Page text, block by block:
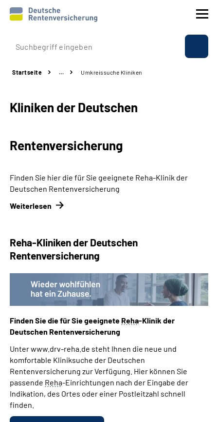
Prävention
Rente
Über uns & Presse
Suche
Inhalte in Gebärdensprache (DGS)
Leichte Sprache
Mein Kundenportal
Startseite … Umkreissuche Kliniken
Kliniken der Deutschen
Rentenversicherung
Finden Sie hier die für Sie geeignete Reha-Klinik der
Deutschen Rentenversicherung
Weiterlesen
Reha-Kliniken der Deutschen
Rentenversicherung
Finden Sie die für Sie geeignete Reha-Klinik der
Deutschen Rentenversicherung
Unter www.drv-reha.de steht Ihnen die neue und
komfortable Kliniksuche der Deutschen
Rentenversicherung zur Verfügung. Hier können Sie
passende Reha-Einrichtungen nach der Eingabe der
Indikation, des Ortes oder einer Postleitzahl schnell
finden.